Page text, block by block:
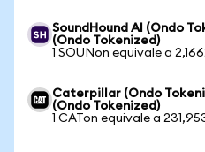
SoundHound AI (Ondo
(Ondo Tokenized)
1 SOUNon equivale a
Caterpillar (Ondo
(Ondo Tokenized)
1 CATon equivale a